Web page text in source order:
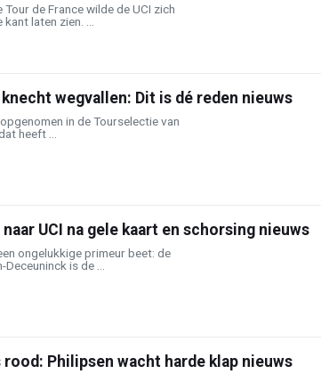
de France wilde de UCI zich
laten zien. ...
wegvallen: Dit is dé reden nieuws
in de Tourselectie van
heeft ...
UCI na gele kaart en schorsing nieuws
ongelukkige primeur beet: de
is de ...
Philipsen wacht harde klap nieuws